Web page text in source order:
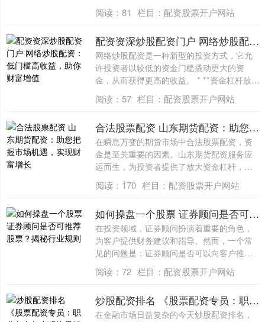
阅读： 81 栏目： 配资股票开户网站
配资资深炒股配资门户 网络炒股配资：低门槛高收益，助你财富增值
网络炒股配资是一种新型的投资方式，它允
许投资者以较低的资金门槛撬动更大的资
金，从而获得更高的收益。 * **资金杠杆放
阅读： 57 栏目： 配资股票开户网站
合法股票配资 山东期货配资：助您把握市场机遇，实现财富增长
在瞬息万变的期货市场中合法股票配资，资
金是至关重要的因素。山东期货配资服务应
运而生，为投资者提供了放大资金杠杆，把
阅读： 170 栏目： 配资股票开户网站
如何操盘一个股票 证券顾问是否可推荐股票？揭秘行业规则
在投资领域，证券顾问扮演着重要的角色，
为客户提供财务建议和指导。然而，一个常
见的问题是：证券顾问是否可以向客户推荐
阅读： 72 栏目： 配资股票开户网站
炒股配资排名 《股票配资专员：职业角色与合规边界解析》
在金融市场日益复杂的今天炒股配资排名，